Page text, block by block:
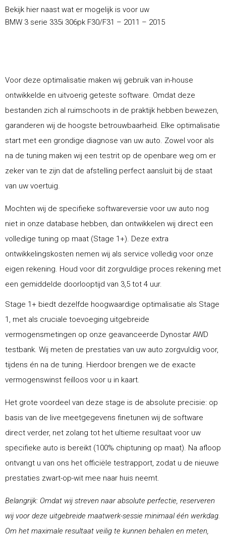
Bekijk hier naast wat er mogelijk is voor uw
BMW 3 serie 335i 306pk F30/F31 – 2011 – 2015
Voor deze optimalisatie maken wij gebruik van in-house
ontwikkelde en uitvoerig geteste software. Omdat deze
bestanden zich al ruimschoots in de praktijk hebben bewezen,
garanderen wij de hoogste betrouwbaarheid. Elke optimalisatie
start met een grondige diagnose van uw auto. Zowel voor als
na de tuning maken wij een testrit op de openbare weg om er
zeker van te zijn dat de afstelling perfect aansluit bij de staat
van uw voertuig.
Mochten wij de specifieke softwareversie voor uw auto nog
niet in onze database hebben, dan ontwikkelen wij direct een
volledige tuning op maat (Stage 1+). Deze extra
ontwikkelingskosten nemen wij als service volledig voor onze
eigen rekening. Houd voor dit zorgvuldige proces rekening met
een gemiddelde doorlooptijd van 3,5 tot 4 uur.
Stage 1+ biedt dezelfde hoogwaardige optimalisatie als Stage
1, met als cruciale toevoeging uitgebreide
vermogensmetingen op onze geavanceerde Dynostar AWD
testbank. Wij meten de prestaties van uw auto zorgvuldig voor,
tijdens én na de tuning. Hierdoor brengen we de exacte
vermogenswinst feilloos voor u in kaart.
Het grote voordeel van deze stage is de absolute precisie: op
basis van de live meetgegevens finetunen wij de software
direct verder, net zolang tot het ultieme resultaat voor uw
specifieke auto is bereikt (100% chiptuning op maat). Na afloop
ontvangt u van ons het officiële testrapport, zodat u de nieuwe
prestaties zwart-op-wit mee naar huis neemt.
Belangrijk: Omdat wij streven naar absolute perfectie, reserveren
wij voor deze uitgebreide maatwerk-sessie minimaal één werkdag.
Om het maximale resultaat veilig te kunnen behalen en meten,